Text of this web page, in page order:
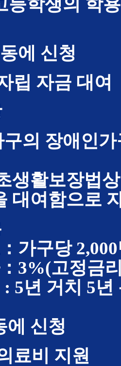
등학생의 학
에 신청
립 자금 대여
의 장애인
생활보장법
대여함으로
가구당
3%(고정금
5년 거치 5년
에 신청
료비 지원